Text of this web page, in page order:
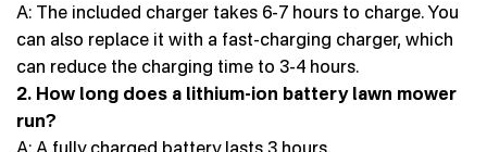
A: The included charger takes 6-7 hours to charge. You
can also replace it with a fast-charging charger, which
can reduce the charging time to 3-4 hours.
2. How long does a lithium-ion battery lawn mower
run?